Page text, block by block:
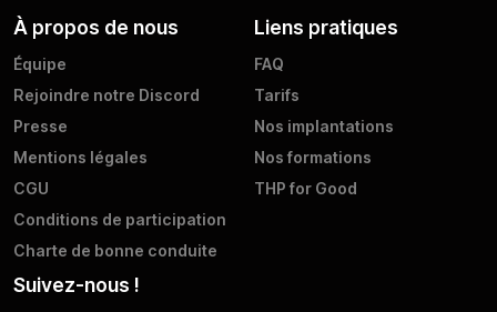
À propos de nous
Équipe
Rejoindre notre Discord
Presse
Mentions légales
CGU
Conditions de participation
Charte de bonne conduite
Liens pratiques
FAQ
Tarifs
Nos implantations
Nos formations
THP for Good
Suivez-nous !